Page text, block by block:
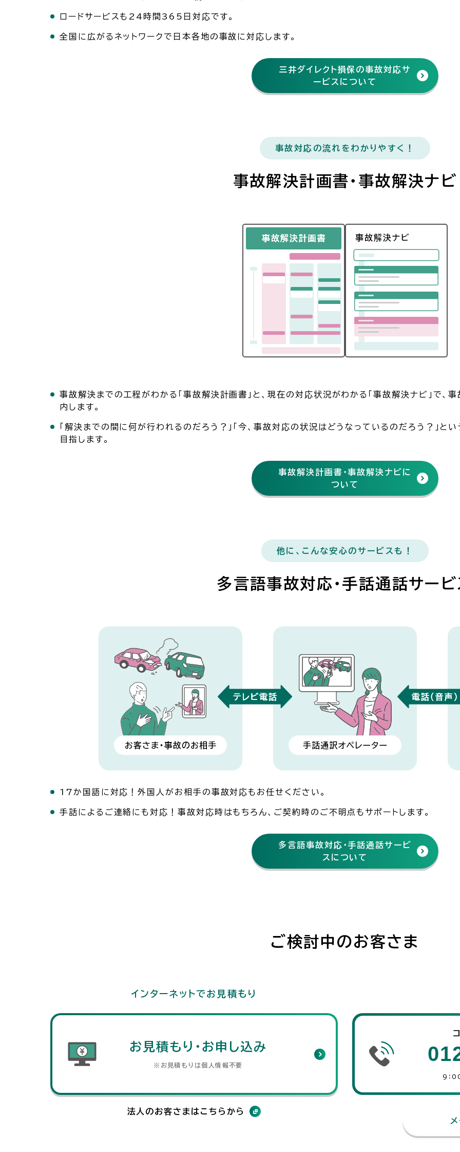
ロードサービスも24時間365日対応です。
全国に広がるネットワークで日本各地の事故に対応します。
三井ダイレクト損保の事故対応サ
ービスについて
事故対応の流れをわかりやすく！
事故解決計画書・事故解決ナビ
事故解決までの工程がわかる「事故解決計画書」と、現在の対応状況がわかる「事故解決ナビ」で
内します。
「解決までの間に何が行われるのだろう？」「今、事故対応の状況はどうなっているのだろう？」
目指します。
事故解決計画書・事故解決ナビに
ついて
他に、こんな安心のサービスも！
多言語事故対応・手話通話サー
17か国語に対応！外国人がお相手の事故対応もお任せください。
手話によるご連絡にも対応！事故対応時はもちろん、ご契約時のご不明点もサポートします。
多言語事故対応・手話通話サービ
スについて
ご検討中のお客さま
インターネットでお見積もり
お見積もり・お申し込み
※お見積もりは個人情報不要
法人のお客さまはこちらから
9：